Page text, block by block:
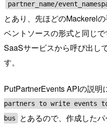
partner_name/
とあり、先ほどのMackerel
ベントソースの形式と同じ
SaaSサービスから呼び出し
す。
PutPartnerEvents APIの説明
partners to write events
bus
とあるので、作成した